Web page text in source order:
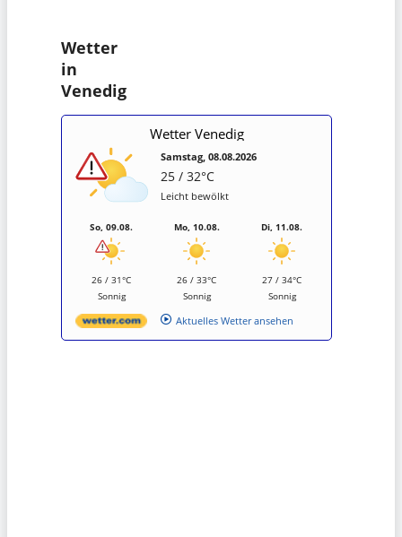
Wetter
in
Venedig
Wetter Venedig
Samstag, 08.08.2026
25 / 32°C
Leicht bewölkt
So, 09.08.
26 / 31°C
Sonnig
Mo, 10.08.
26 / 33°C
Sonnig
Di, 11.08.
27 / 34°C
Sonnig
Aktuelles Wetter ansehen